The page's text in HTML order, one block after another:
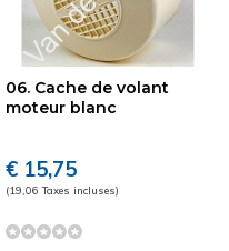
06. Cache de volant
moteur blanc
€ 15,75
(19,06 Taxes incluses)